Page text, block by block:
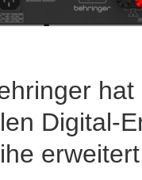
Digital-